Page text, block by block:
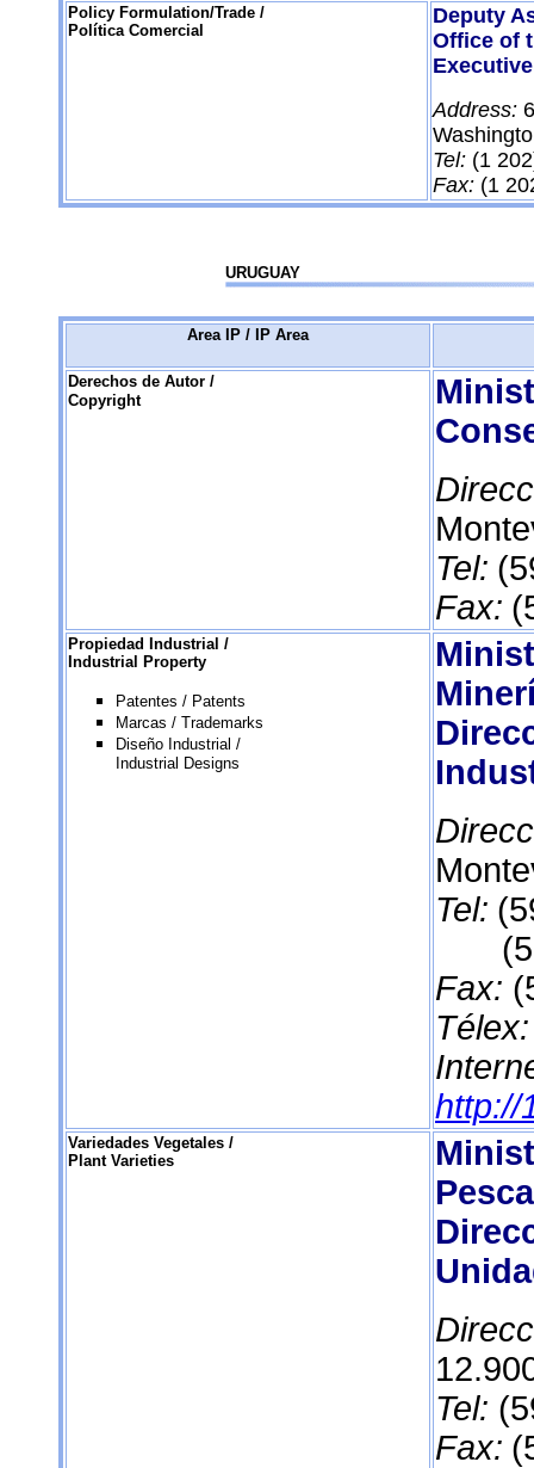
Policy Formulation/Trade /
Política Comercial
Deputy
Office of
Address:
Tel: (1
Fax: (1
URUGUAY
Area IP / IP Area
Derechos de Autor /
Copyright
Tel:
Fax:
Propiedad Industrial /
Industrial Property
Patentes / Patents
Marcas / Trademarks
Diseño Industrial /
Industrial Designs
Tel:
Fax:
http://
Variedades Vegetales /
Plant Varieties
Pesca
Tel:
Fax: